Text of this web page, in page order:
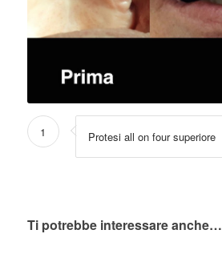
1 Protesi all on four superiore
Ti potrebbe interessare anche…